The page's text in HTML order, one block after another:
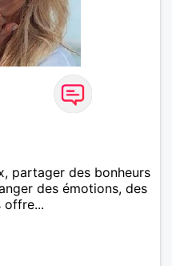
partager des bonheurs
des émotions, des
offre...